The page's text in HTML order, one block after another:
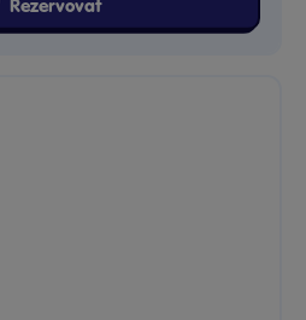
Rezervovat